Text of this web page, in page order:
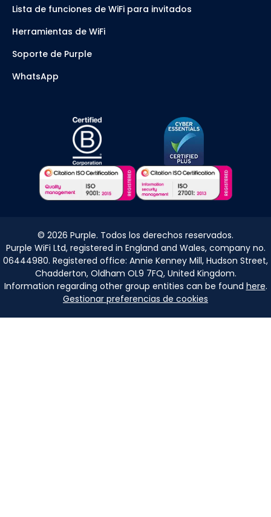
Lista de funciones de WiFi para invitados
Herramientas de WiFi
Soporte de Purple
WhatsApp
© 2026 Purple. Todos los derechos reservados.
Purple WiFi Ltd, registered in England and Wales, company no.
06444980. Registered office: Annie Kenney Mill, Hudson Street,
Chadderton, Oldham OL9 7FQ, United Kingdom.
Information regarding other group entities can be found here.
Gestionar preferencias de cookies